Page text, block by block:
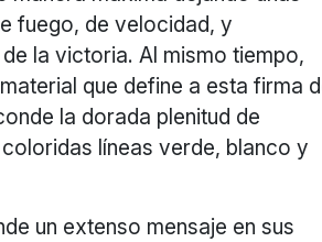
fuego, de velocidad, y
la victoria. Al mismo tiempo,
que define a esta firma
la dorada plenitud de
líneas verde, blanco y
un extenso mensaje en sus